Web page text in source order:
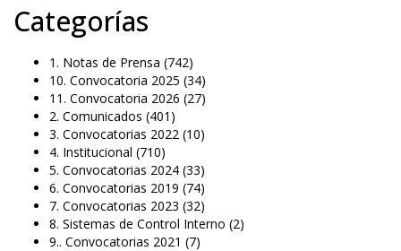
Categorías
1. Notas de Prensa (742)
10. Convocatoria 2025 (34)
11. Convocatoria 2026 (27)
2. Comunicados (401)
3. Convocatorias 2022 (10)
4. Institucional (710)
5. Convocatorias 2024 (33)
6. Convocatorias 2019 (74)
7. Convocatorias 2023 (32)
8. Sistemas de Control Interno (2)
9.. Convocatorias 2021 (7)